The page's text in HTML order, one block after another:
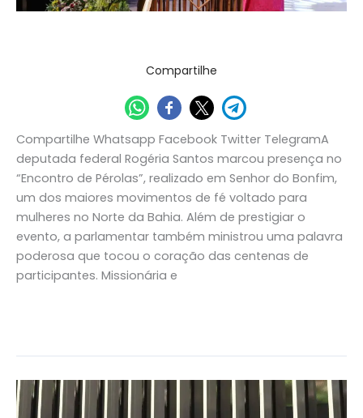
Compartilhe
Compartilhe Whatsapp Facebook Twitter TelegramA
deputada federal Rogéria Santos marcou presença no
“Encontro de Pérolas”, realizado em Senhor do Bonfim,
um dos maiores movimentos de fé voltado para
mulheres no Norte da Bahia. Além de prestigiar o
evento, a parlamentar também ministrou uma palavra
poderosa que tocou o coração das centenas de
participantes. Missionária e
Norte
Mais
acesso,